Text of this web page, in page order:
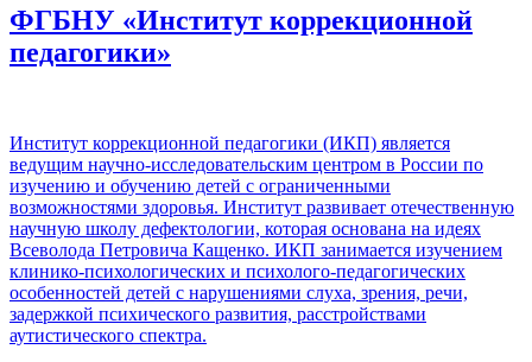
ФГБНУ «Институт коррекционной
педагогики»
Институт коррекционной педагогики (ИКП) является
ведущим научно-исследовательским центром в России по
изучению и обучению детей с ограниченными
возможностями здоровья. Институт развивает отечественную
научную школу дефектологии, которая основана на идеях
Всеволода Петровича Кащенко. ИКП занимается изучением
клинико-психологических и психолого-педагогических
особенностей детей с нарушениями слуха, зрения, речи,
задержкой психического развития, расстройствами
аутистического спектра.